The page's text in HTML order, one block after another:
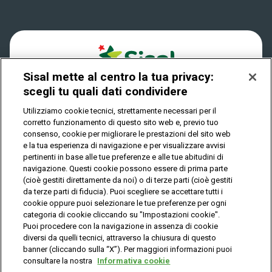
perfetta ai piccoli problemi di ogni giorno.
Play Your Date
Privacy
IL GIOCO È VIETATO AI MINORI E PUÒ CAUSARE
DIPENDENZA PATOLOGICA
© Copyright Sisal Italia S.p.A. - P.I. 02433760135
Privacy Cookies
Mappa
del
sito
Sisal mette al centro la tua privacy:
scegli tu quali dati condividere
Utilizziamo cookie tecnici, strettamente necessari per il
corretto funzionamento di questo sito web e, previo tuo
consenso, cookie per migliorare le prestazioni del sito web
e la tua esperienza di navigazione e per visualizzare avvisi
pertinenti in base alle tue preferenze e alle tue abitudini di
navigazione. Questi cookie possono essere di prima parte
(cioè gestiti direttamente da noi) o di terze parti (cioè gestiti
da terze parti di fiducia). Puoi scegliere se accettare tutti i
cookie oppure puoi selezionare le tue preferenze per ogni
categoria di cookie cliccando su "Impostazioni cookie".
Puoi procedere con la navigazione in assenza di cookie
diversi da quelli tecnici, attraverso la chiusura di questo
banner (cliccando sulla “X”). Per maggiori informazioni puoi
consultare la nostra Informativa cookie